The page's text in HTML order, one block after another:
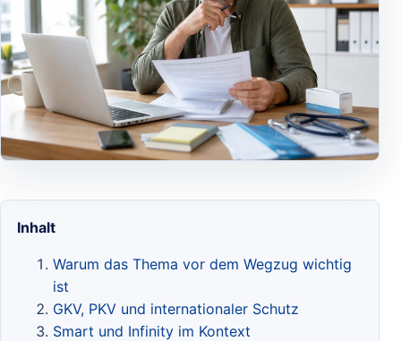
Inhalt
Warum das Thema vor dem Wegzug wichtig
ist
GKV, PKV und internationaler Schutz
Smart und Infinity im Kontext